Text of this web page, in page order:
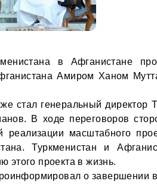
в Афганистане
Амиром Ханом
стал генеральный директор
В ходе переговоров
реализации масштабного
Туркменистан и
этого проекта в жизнь.
о завершении